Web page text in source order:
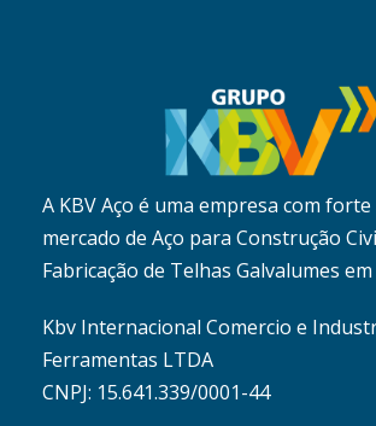
A KBV Aço é uma empresa com
mercado de Aço para Construção
Fabricação de Telhas Galvalumes
Kbv Internacional Comercio e
Ferramentas LTDA
CNPJ: 15.641.339/0001-44